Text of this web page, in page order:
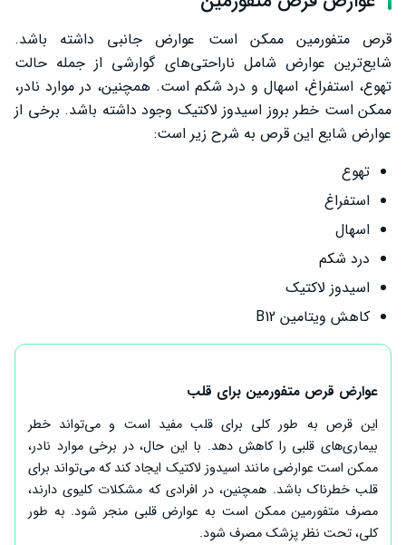
قرص متفورمین ممکن است عوارض جانبی داشته باشد.
شایع‌ترین عوارض شامل ناراحتی‌های گوارشی از جمله حالت
تهوع، استفراغ، اسهال و درد شکم است. همچنین، در موارد نادر،
ممکن است خطر بروز اسیدوز لاکتیک وجود داشته باشد. برخی از
عوارض شایع این قرص به شرح زیر است:
تهوع
استفراغ
اسهال
درد شکم
اسیدوز لاکتیک
کاهش ویتامین B12
عوارض قرص متفورمین برای قلب
این قرص به طور کلی برای قلب مفید است و می‌تواند خطر
بیماری‌های قلبی را کاهش دهد. با این حال، در برخی موارد نادر،
ممکن است عوارضی مانند اسیدوز لاکتیک ایجاد کند که می‌تواند برای
قلب خطرناک باشد. همچنین، در افرادی که مشکلات کلیوی دارند،
مصرف متفورمین ممکن است به عوارض قلبی منجر شود. به طور
کلی، تحت نظر پزشک مصرف شود.